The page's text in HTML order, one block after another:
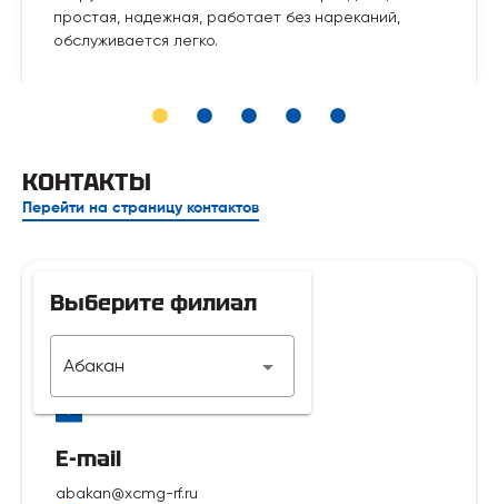
простая, надежная, работает без нареканий,
обслуживается легко.
КОНТАКТЫ
Перейти на страницу контактов
Выберите филиал
Абакан
Телефон
E-mail
abakan@xcmg-rf.ru